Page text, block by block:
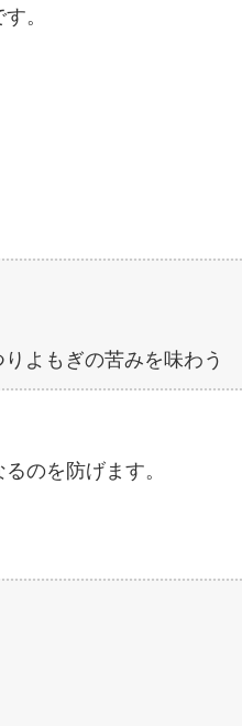
。
よもぎの苦みを味わう
のを防げます。